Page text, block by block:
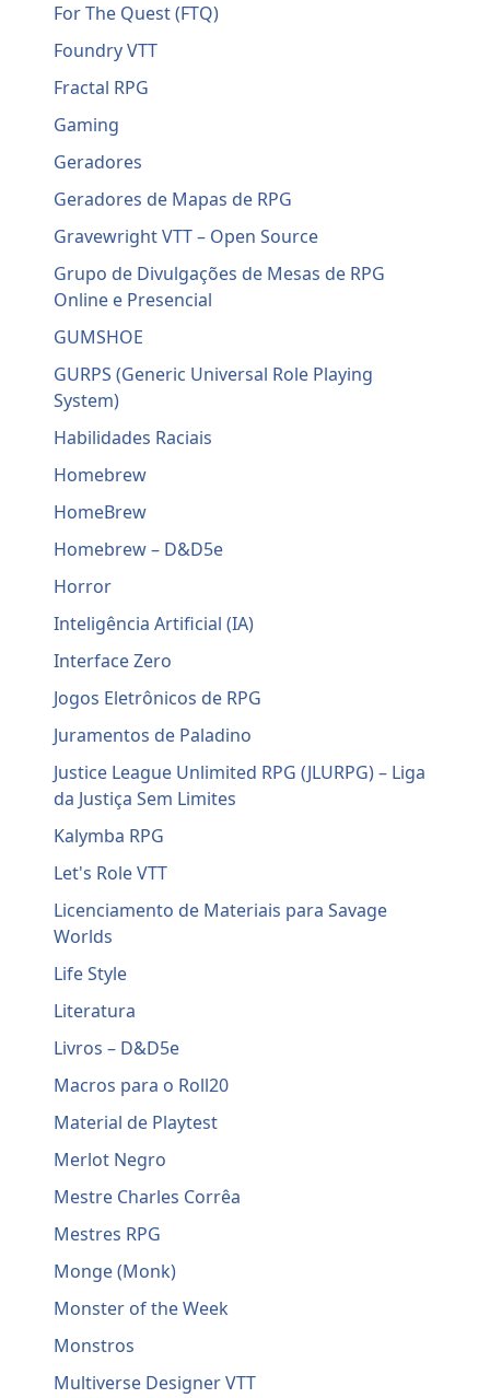
For The Quest (FTQ)
Foundry VTT
Fractal RPG
Gaming
Geradores
Geradores de Mapas de RPG
Gravewright VTT – Open Source
Grupo de Divulgações de Mesas de RPG
Online e Presencial
GUMSHOE
GURPS (Generic Universal Role Playing
System)
Habilidades Raciais
Homebrew
HomeBrew
Homebrew – D&D5e
Horror
Inteligência Artificial (IA)
Interface Zero
Jogos Eletrônicos de RPG
Juramentos de Paladino
Justice League Unlimited RPG (JLURPG) – Liga
da Justiça Sem Limites
Kalymba RPG
Let's Role VTT
Licenciamento de Materiais para Savage
Worlds
Life Style
Literatura
Livros – D&D5e
Macros para o Roll20
Material de Playtest
Merlot Negro
Mestre Charles Corrêa
Mestres RPG
Monge (Monk)
Monster of the Week
Monstros
Multiverse Designer VTT